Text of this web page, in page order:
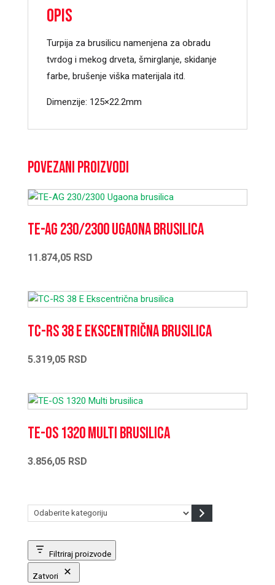
Opis
Turpija za brusilicu namenjena za obradu
tvrdog i mekog drveta, šmirglanje, skidanje
farbe, brušenje viška materijala itd.
Dimenzije: 125×22.2mm
Povezani proizvodi
TE-AG 230/2300 Ugaona brusilica
11.874,05 RSD
TC-RS 38 E Ekscentrična brusilica
5.319,05 RSD
TE-OS 1320 Multi brusilica
3.856,05 RSD
Odaberite
Filtriraj proizvode
Zatvori